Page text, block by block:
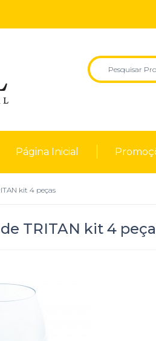
Página Inicial
kit 4 peças
TRITAN kit 4